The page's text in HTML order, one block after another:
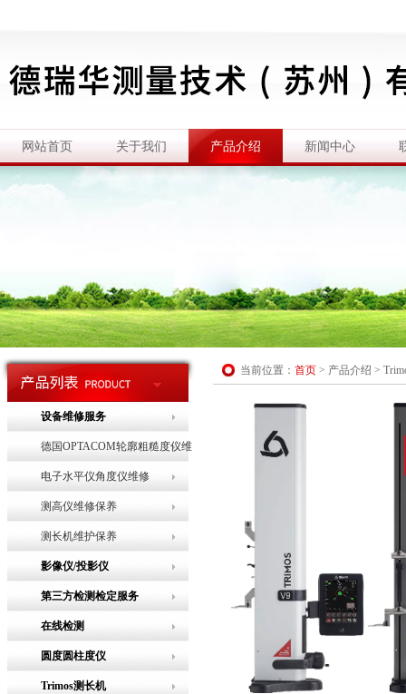
网站首页 关于我们 产品介绍 新闻中心
设备维修服务
德国OPTACOM轮廓粗糙度仪维
修
电子水平仪角度仪维修
测高仪维修保养
测长机维护保养
影像仪/投影仪
第三方检测检定服务
在线检测
圆度圆柱度仪
Trimos测长机
当前位置： 首页 > 产品介绍 >